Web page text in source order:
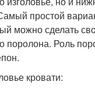
простой
можно сделать
поролона. Роль
кровати: